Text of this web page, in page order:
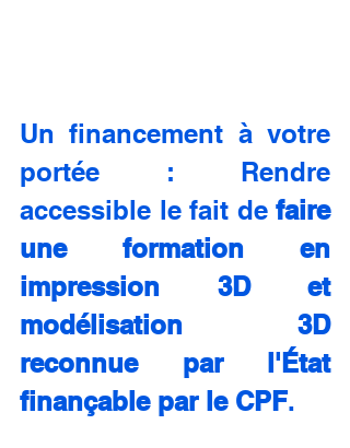
Un financement à votre
portée : Rendre
accessible le fait de faire
une formation en
impression 3D et
modélisation 3D
reconnue par l'État
finançable par le CPF.